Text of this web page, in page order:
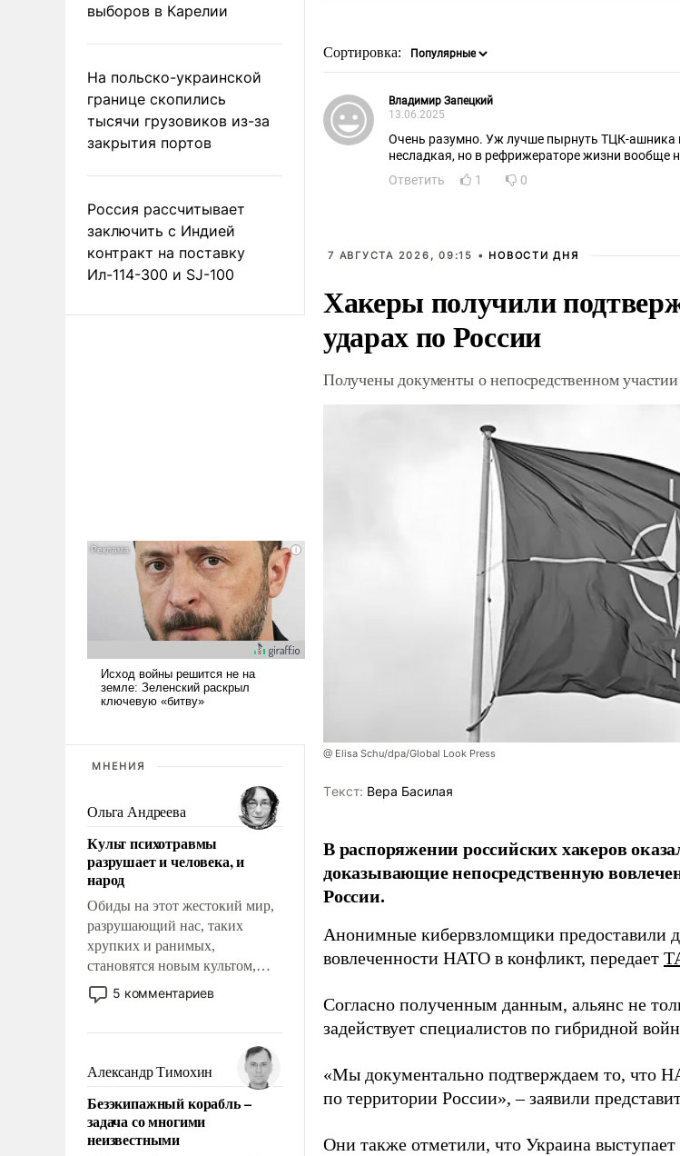
выборов в Карелии
На польско-украинской
границе скопились
тысячи грузовиков из-за
закрытия портов
Россия рассчитывает
заключить с Индией
контракт на поставку
Ил-114-300 и SJ-100
МНЕНИЯ
Ольга Андреева
Культ психотравмы
разрушает и человека, и
народ
Обиды на этот жестокий мир,
разрушающий нас, таких
хрупких и ранимых,
становятся новым культом,
постепенно вытесняя и
отменяя традиционное
мужественным и твердым под
ударами судьбы, брать на себя
ответственность, помогать
слабым, идти вперед и
адаптироваться.
5 комментариев
Александр Тимохин
Безэкипажный корабль –
задача со многими
неизвестными
Сортировка:
Владимир Запецкий
13.06.2025
Очень разумно. Уж лучше пырнуть ТЦК-ашника
несладкая, но в рефрижераторе жизни вообще
Ответить
1 0
7 АВГУСТА 2026, 09:15 • НОВОСТИ ДНЯ
Хакеры получили
ударах по России
Получены документы о непосредственном
@ Elisa Schu/dpa/Global Look Press
Tекст: Вера Басилая
В распоряжении российских хакеров
доказывающие непосредственную
России.
Анонимные кибервзломщики предоставили
вовлеченности НАТО в конфликт, передает
Согласно полученным данным, альянс не
задействует специалистов по гибридной
«Мы документально подтверждаем то, что
по территории России», – заявили
Они также отметили, что Украина